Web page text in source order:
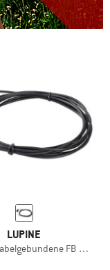
LUPINE
FB 253 cm